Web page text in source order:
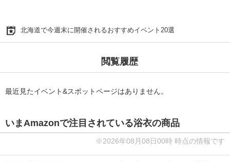
北海道で今週末に開催されるおすすめイベント20選
閲覧履歴
最近見たイベント&スポットページはありません。
いまAmazonで注目されている浴衣の商品
※2026年08月08日00時 時点の情報です